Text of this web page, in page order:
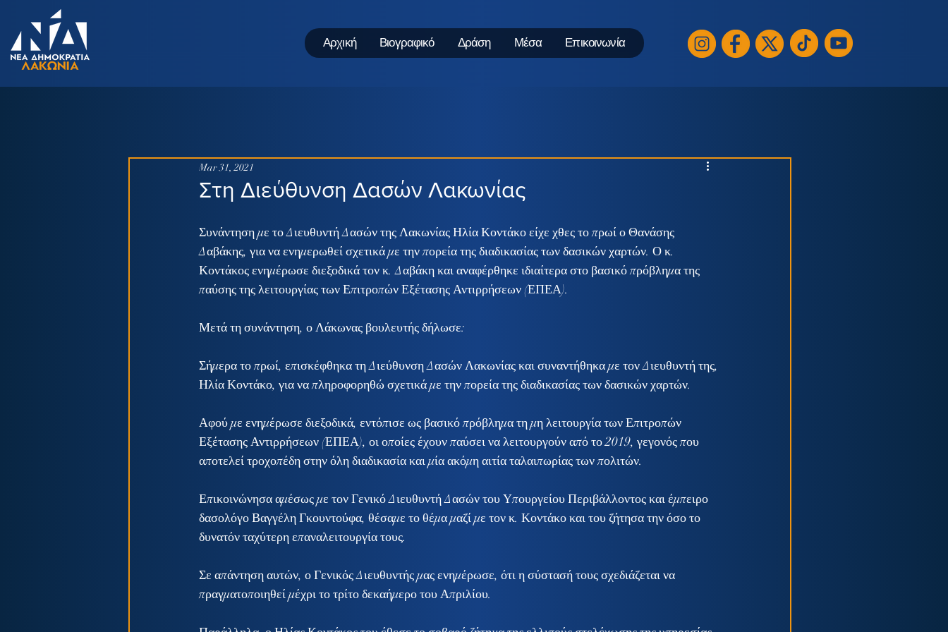
Αρχική Βιογραφικό Δράση Μέσα Επικοινωνία
Στη Διεύθυνση Δασών Λακωνίας
Mar 31, 2021
Συνάντηση με το Διευθυντή Δασών της Λακωνίας Ηλία Κοντάκο είχε χθες το πρωί ο Θανάσης
Δαβάκης, για να ενημερωθεί σχετικά με την πορεία της διαδικασίας των δασικών χαρτών. Ο κ.
Κοντάκος ενημέρωσε διεξοδικά τον κ. Δαβάκη και αναφέρθηκε ιδιαίτερα στο βασικό πρόβλημα της
παύσης της λειτουργίας των Επιτροπών Εξέτασης Αντιρρήσεων (ΕΠΕΑ).
Μετά τη συνάντηση, ο Λάκωνας βουλευτής δήλωσε:
Σήμερα το πρωί, επισκέφθηκα τη Διεύθυνση Δασών Λακωνίας και συναντήθηκα με τον Διευθυντή της,
Ηλία Κοντάκο, για να πληροφορηθώ σχετικά με την πορεία της διαδικασίας των δασικών χαρτών.
Αφού με ενημέρωσε διεξοδικά, εντόπισε ως βασικό πρόβλημα τη μη λειτουργία των Επιτροπών
Εξέτασης Αντιρρήσεων (ΕΠΕΑ), οι οποίες έχουν παύσει να λειτουργούν από το 2019, γεγονός που
αποτελεί τροχοπέδη στην όλη διαδικασία και μία ακόμη αιτία ταλαιπωρίας των πολιτών.
Επικοινώνησα αμέσως με τον Γενικό Διευθυντή Δασών του Υπουργείου Περιβάλλοντος και έμπειρο
δασολόγο Βαγγέλη Γκουντούφα, θέσαμε το θέμα μαζί με τον κ. Κοντάκο και του ζήτησα την όσο το
δυνατόν ταχύτερη επαναλειτουργία τους.
Σε απάντηση αυτών, ο Γενικός Διευθυντής μας ενημέρωσε, ότι η σύστασή τους σχεδιάζεται να
πραγματοποιηθεί μέχρι το τρίτο δεκαήμερο του Απριλίου.